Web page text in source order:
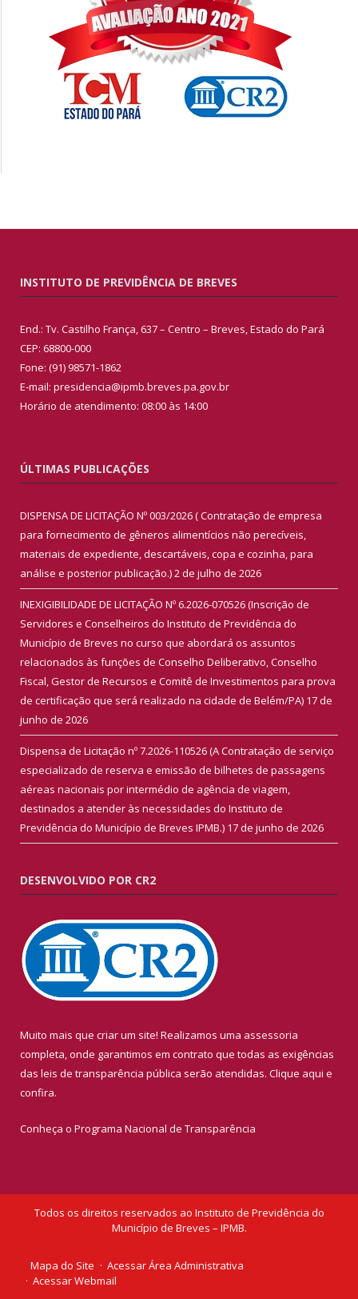
INSTITUTO DE PREVIDÊNCIA DE BREVES
End.: Tv. Castilho França, 637 – Centro – Breves, Estado do Pará
CEP: 68800-000
Fone: (91) 98571-1862
E-mail: presidencia@ipmb.breves.pa.gov.br
Horário de atendimento: 08:00 às 14:00
ÚLTIMAS PUBLICAÇÕES
DISPENSA DE LICITAÇÃO Nº 003/2026 ( Contratação de empresa
para fornecimento de gêneros alimentícios não perecíveis,
materiais de expediente, descartáveis, copa e cozinha, para
análise e posterior publicação.)2 de julho de 2026
INEXIGIBILIDADE DE LICITAÇÃO Nº 6.2026-070526 (Inscrição de
Servidores e Conselheiros do Instituto de Previdência do
Município de Breves no curso que abordará os assuntos
relacionados às funções de Conselho Deliberativo, Conselho
Fiscal, Gestor de Recursos e Comitê de Investimentos para prova
de certificação que será realizado na cidade de Belém/PA) 17 de
junho de 2026
Dispensa de Licitação nº 7.2026-110526 (A Contratação de serviço
especializado de reserva e emissão de bilhetes de passagens
aéreas nacionais por intermédio de agência de viagem,
destinados a atender às necessidades do Instituto de
Previdência do Município de Breves IPMB.) 17 de junho de 2026
DESENVOLVIDO POR CR2
Muito mais que criar um site! Realizamos uma assessoria
completa, onde garantimos em contrato que todas as exigências
das leis de transparência pública serão atendidas. Clique aqui e
confira.
Conheça o Programa Nacional de Transparência
Todos os direitos reservados ao Instituto de Previdência do
Município de Breves – IPMB.
Mapa do Site
Acessar Área Administrativa
Acessar Webmail